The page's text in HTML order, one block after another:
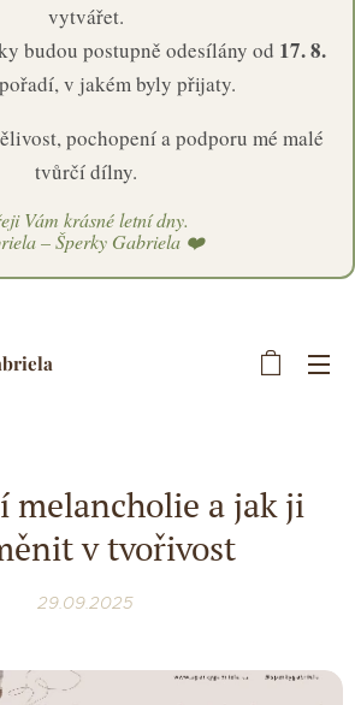
vytvářet.
budou postupně odesílány od 17. 8.
v jakém byly přijaty.
pochopení a podporu mé malé
tvůrčí dílny.
Vám krásné letní dny.
– Šperky Gabriela ❤️
melancholie a jak ji
v tvořivost
29.09.2025